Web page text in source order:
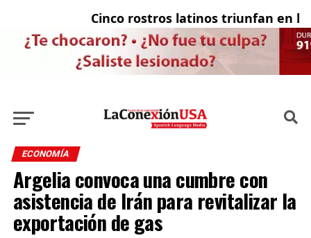
Cinco rostros latinos triunfan en la
ECONOMÍA
Argelia convoca una cumbre con
asistencia de Irán para revitalizar la
exportación de gas